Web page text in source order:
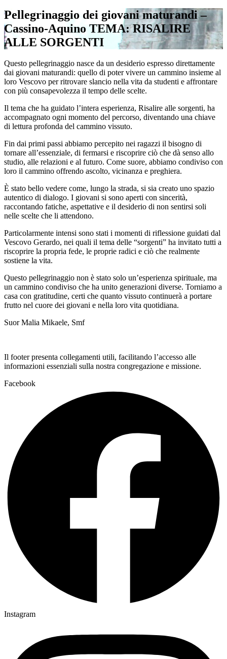
Pellegrinaggio dei giovani maturandi –
Cassino-Aquino TEMA: RISALIRE
ALLE SORGENTI
Questo pellegrinaggio nasce da un desiderio espresso direttamente
dai giovani maturandi: quello di poter vivere un cammino insieme al
loro Vescovo per ritrovare slancio nella vita da studenti e affrontare
con più consapevolezza il tempo delle scelte.
Il tema che ha guidato l’intera esperienza, Risalire alle sorgenti, ha
accompagnato ogni momento del percorso, diventando una chiave
di lettura profonda del cammino vissuto.
Fin dai primi passi abbiamo percepito nei ragazzi il bisogno di
tornare all’essenziale, di fermarsi e riscoprire ciò che dà senso allo
studio, alle relazioni e al futuro. Come suore, abbiamo condiviso con
loro il cammino offrendo ascolto, vicinanza e preghiera.
È stato bello vedere come, lungo la strada, si sia creato uno spazio
autentico di dialogo. I giovani si sono aperti con sincerità,
raccontando fatiche, aspettative e il desiderio di non sentirsi soli
nelle scelte che li attendono.
Particolarmente intensi sono stati i momenti di riflessione guidati dal
Vescovo Gerardo, nei quali il tema delle “sorgenti” ha invitato tutti a
riscoprire la propria fede, le proprie radici e ciò che realmente
sostiene la vita.
Questo pellegrinaggio non è stato solo un’esperienza spirituale, ma
un cammino condiviso che ha unito generazioni diverse. Torniamo a
casa con gratitudine, certi che quanto vissuto continuerà a portare
frutto nel cuore dei giovani e nella loro vita quotidiana.
Suor Malia Mikaele, Smf
Il footer presenta collegamenti utili, facilitando l’accesso alle
informazioni essenziali sulla nostra congregazione e missione.
Facebook
Instagram